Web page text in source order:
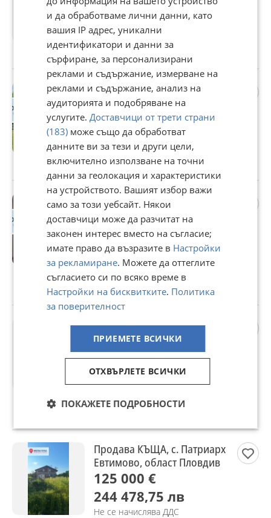
92 400 €
180 718,69 лв
Цената е с включен ДДС
с. Белащица, Пловдив, 31 юли
Продава КЪЩА, с. Нови
извор, област Пловдив
149 000 €
291 418,67 лв
Не се начислява ДДС
с. Нови извор, Пловдив, 30 юли
Продава 2-СТАЕН, гр.
Асеновград, област
Пловдив
106 700 €
208 687,06 лв
Не се начислява ДДС
гр. Асеновград, Пловдив, 29 юли
Продава 3-СТАЕН, гр.
Асеновград, област
Пловдив
132 000 €
258 169,56 лв
Не се начислява ДДС
Продава КЪЩА, с. Патриарх
Евтимово, област Пловдив
125 000 €
244 478,75 лв
Не се начислява ДДС
и да обработваме лични данни, като
вашия IP адрес, уникални
идентификатори и данни за
сърфиране, за персонализирани
реклами и съдържание, измерване на
реклами и съдържание, анализ на
аудиторията и подобряване на
услугите.Доставчици от трети страни
(183) може също да обработват
данните ви за тези и други цели,
включително използване на точни
данни за геолокация и характеристики
на устройството. Вашият избор важи
само за този уебсайт. Някои
доставчици може да разчитат на
законен интерес вместо на съгласие;
имате право да възразите в Настройки
за рекламиране. Можете да оттеглите
съгласието си по всяко време в
Настройки на бисквитките. Политика
за поверителност
ПРИЕМЕТЕ ВСИЧКИ
ОТХВЪРЛЕТЕ ВСИЧКИ
ПОКАЖЕТЕ ПОДРОБНОСТИ